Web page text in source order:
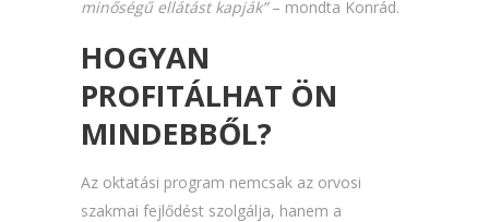
minőségű ellátást kapják”– mondta Konrád.
HOGYAN
PROFITÁLHAT ÖN
MINDEBBŐL?
Az oktatási program nemcsak az orvosi
szakmai fejlődést szolgálja, hanem a